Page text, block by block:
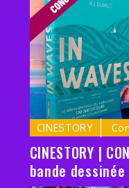
CINESTORY
CINESTORY |
bande dessinée